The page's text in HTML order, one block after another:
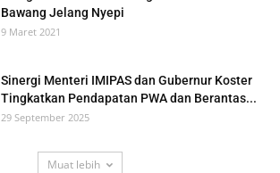
Bawang Jelang Nyepi
9 Maret 2021
Sinergi Menteri IMIPAS dan Gubernur Koster
Tingkatkan Pendapatan PWA dan Berantas...
29 September 2025
Muat lebih